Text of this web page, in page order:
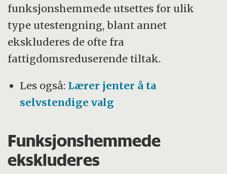
funksjonshemmede utsettes for ulik
type utestengning, blant annet
ekskluderes de ofte fra
fattigdomsreduserende tiltak.
Les også: Lærer jenter å ta
selvstendige valg
Funksjonshemmede
ekskluderes